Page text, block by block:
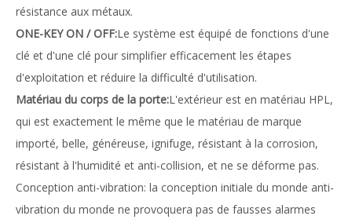
résistance aux métaux.
ONE-KEY ON / OFF:Le système est équipé de fonctions d'une
clé et d'une clé pour simplifier efficacement les étapes
d'exploitation et réduire la difficulté d'utilisation.
Matériau du corps de la porte:L'extérieur est en matériau HPL,
qui est exactement le même que le matériau de marque
importé, belle, généreuse, ignifuge, résistant à la corrosion,
résistant à l'humidité et anti-collision, et ne se déforme pas.
Conception anti-vibration: la conception initiale du monde anti-
vibration du monde ne provoquera pas de fausses alarmes